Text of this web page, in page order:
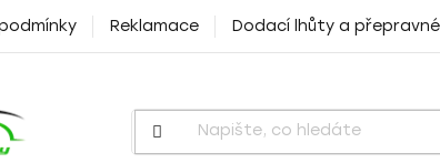
Reklamace Dodací lhůty a přepravné